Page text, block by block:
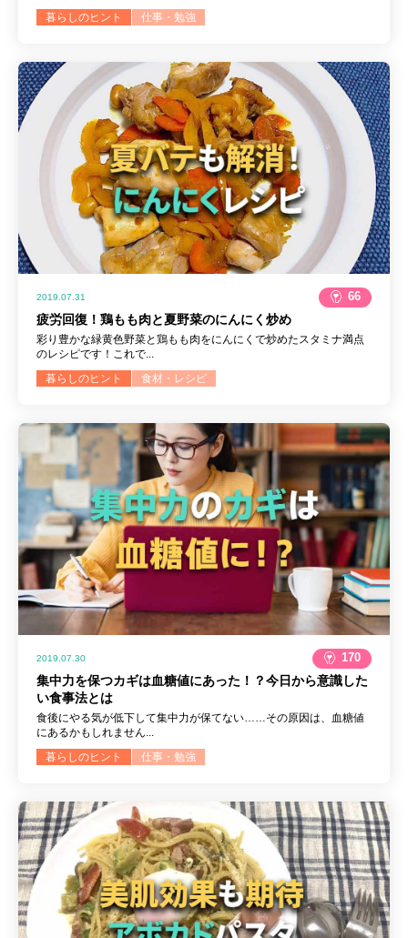
暮らしのヒント
仕事・勉強
2019.07.31 66
疲労回復！鶏もも肉と夏野菜のにんにく炒め
彩り豊かな緑黄色野菜と鶏もも肉をにんにくで炒めたスタミナ満点
のレシピです！これで...
暮らしのヒント
食材・レシピ
2019.07.30 170
集中力を保つカギは血糖値にあった！？今日から意識した
い食事法とは
食後にやる気が低下して集中力が保てない……その原因は、血糖値
にあるかもしれません...
暮らしのヒント
仕事・勉強